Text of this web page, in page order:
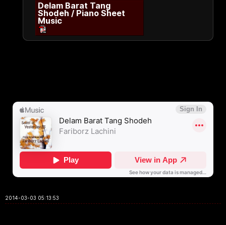
Delam Barat Tang
Shodeh / Piano Sheet
Music
2014-03-03 05:13:53